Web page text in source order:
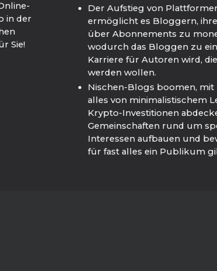
in der
Sie!
Der Aufstieg von
ermöglicht es Bloggern,
über Abonnements zu
wodurch das Bloggen zu
Karriere für Autoren wird,
werden wollen.
Nischen-Blogs boomen, mit
alles von minimalistischem
Krypto-Investitionen
Gemeinschaften rund um
Interessen aufbauen und
für fast alles ein Publikum